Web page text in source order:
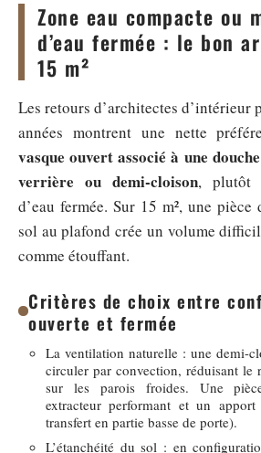
Zone eau compacte ou
d’eau fermée : le bon
15 m²
Les retours d’architectes d’intérieur
années montrent une nette
vasque ouvert associé à une
verrière ou demi-cloison, plutôt
d’eau fermée. Sur 15 m², une pièce
sol au plafond crée un volume
comme étouffant.
Critères de choix entre
ouverte et fermée
La ventilation naturelle : une demi-
circuler par convection, réduisant le
sur les parois froides. Une
extracteur performant et un
transfert en partie basse de porte).
L’étanchéité du sol : en